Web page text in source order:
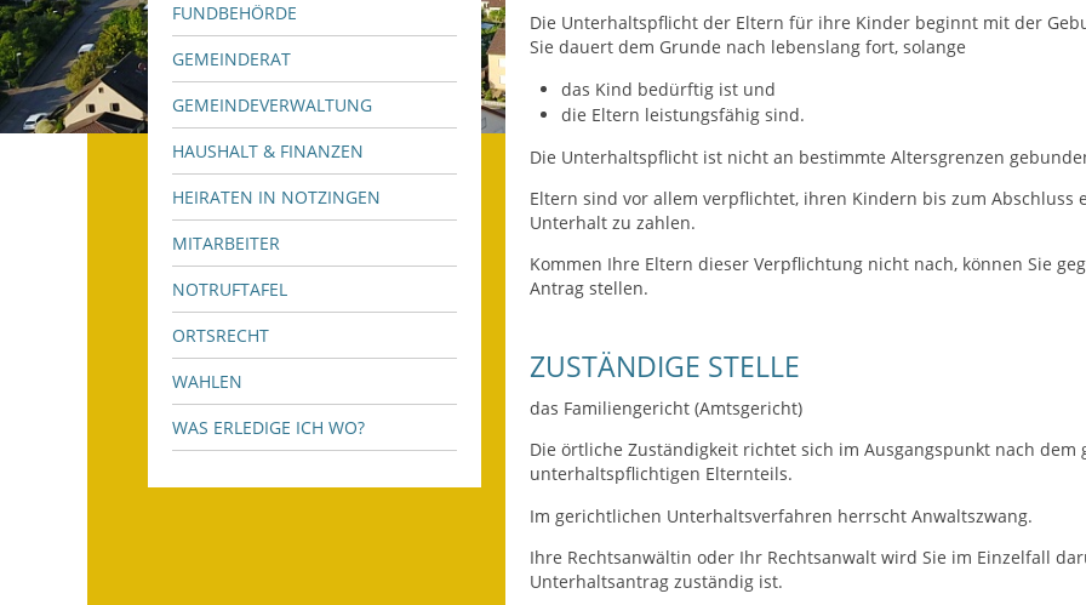
FUNDBEHÖRDE
GEMEINDERAT
GEMEINDEVERWALTUNG
HAUSHALT & FINANZEN
HEIRATEN IN NOTZINGEN
MITARBEITER
NOTRUFTAFEL
ORTSRECHT
WAHLEN
WAS ERLEDIGE ICH WO?
Die Unterhaltspflicht der Eltern für ihre Kinder beginnt mit der
Sie dauert dem Grunde nach lebenslang fort, solange
das Kind bedürftig ist und
die Eltern leistungsfähig sind.
Die Unterhaltspflicht ist nicht an bestimmte Altersgrenzen
Eltern sind vor allem verpflichtet, ihren Kindern bis zum Abschluss
Unterhalt zu zahlen.
Kommen Ihre Eltern dieser Verpflichtung nicht nach, können Sie
Antrag stellen.
ZUSTÄNDIGE STELLE
das Familiengericht (Amtsgericht)
Die örtliche Zuständigkeit richtet sich im Ausgangspunkt nach
unterhaltspflichtigen Elternteils.
Im gerichtlichen Unterhaltsverfahren herrscht Anwaltszwang.
Ihre Rechtsanwältin oder Ihr Rechtsanwalt wird Sie im Einzelfall
Unterhaltsantrag zuständig ist.